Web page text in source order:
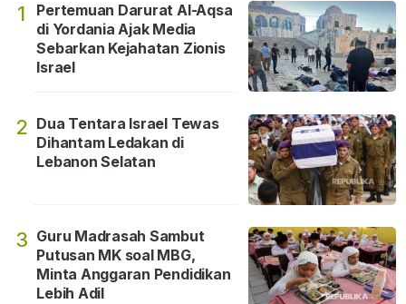
1
Pertemuan Darurat Al-Aqsa
di Yordania Ajak Media
Sebarkan Kejahatan Zionis
Israel
2 Dua Tentara Israel Tewas
Dihantam Ledakan di
Lebanon Selatan
3 Guru Madrasah Sambut
Putusan MK soal MBG,
Minta Anggaran Pendidikan
Lebih Adil